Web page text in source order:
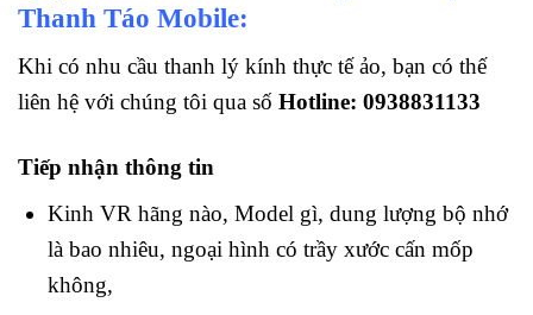
Thanh Táo Mobile:
Khi có nhu cầu thanh lý kính thực tế ảo, bạn có thế
liên hệ với chúng tôi qua số Hotline: 0938831133
Tiếp nhận thông tin
Kinh VR hãng nào, Model gì, dung lượng bộ nhớ
là bao nhiêu, ngoại hình có trầy xước cấn mốp
không,